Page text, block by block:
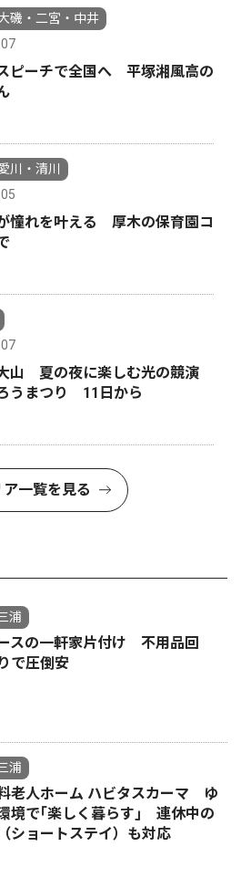
磯・二宮・中井
ピーチで全国へ 平塚湘風高の
川・清川
憧れを叶える 厚木の保育園コ
山 夏の夜に楽しむ光の競演
うまつり 11日から
ア一覧を見る
浦
スの一軒家片付け 不用品回
で圧倒安
浦
老人ホーム ハビタスカーマ ゆ
境で｢楽しく暮らす｣ 連休中の
ショートステイ）も対応